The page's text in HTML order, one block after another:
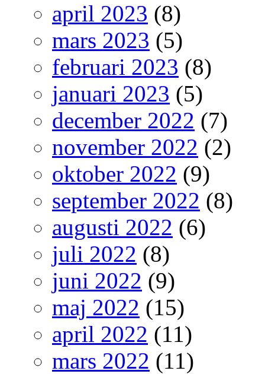
april 2023 (8)
mars 2023 (5)
februari 2023 (8)
januari 2023 (5)
december 2022 (7)
november 2022 (2)
oktober 2022 (9)
september 2022 (8)
augusti 2022 (6)
juli 2022 (8)
juni 2022 (9)
maj 2022 (15)
april 2022 (11)
mars 2022 (11)